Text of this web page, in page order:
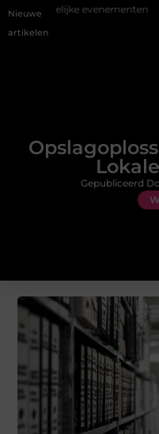
Nieuwe
artikelen
evenementen Alles
Gepubliceerd